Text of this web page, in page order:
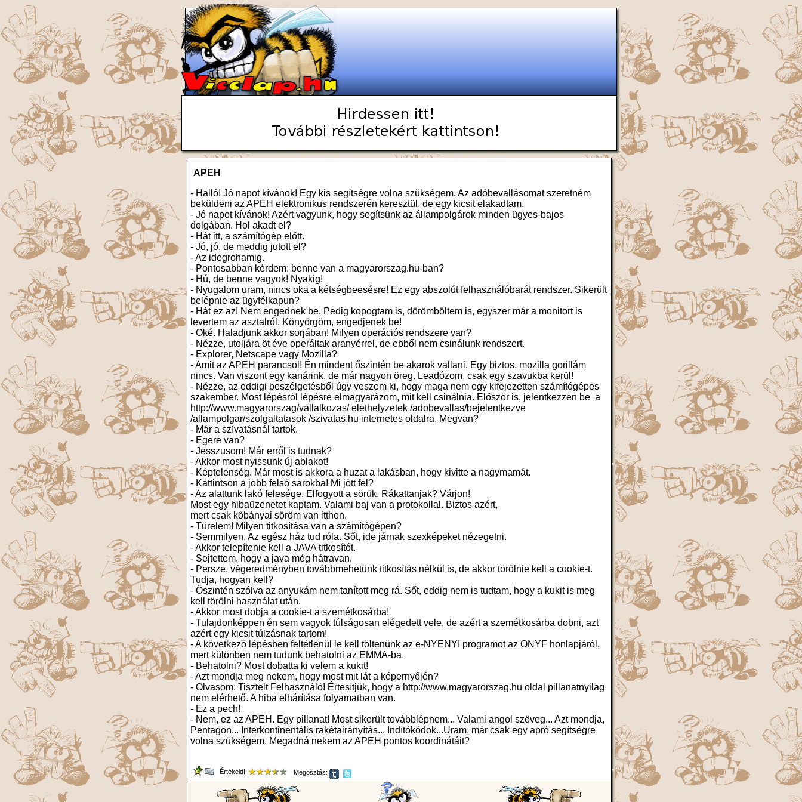
APEH
- Halló! Jó napot kívánok! Egy kis segítségre volna szükségem. Az adóbevallásomat szeretném
beküldeni az APEH elektronikus rendszerén keresztül, de egy kicsit elakadtam.
- Jó napot kívánok! Azért vagyunk, hogy segítsünk az állampolgárok minden ügyes-bajos
dolgában. Hol akadt el?
- Hát itt, a számítógép előtt.
- Jó, jó, de meddig jutott el?
- Az idegrohamig.
- Pontosabban kérdem: benne van a magyarorszag.hu-ban?
- Hú, de benne vagyok! Nyakig!
- Nyugalom uram, nincs oka a kétségbeesésre! Ez egy abszolút felhasználóbarát rendszer. Sikerült
belépnie az ügyfélkapun?
- Hát ez az! Nem engednek be. Pedig kopogtam is, dörömböltem is, egyszer már a monitort is
levertem az asztalról. Könyörgöm, engedjenek be!
- Oké. Haladjunk akkor sorjában! Milyen operációs rendszere van?
- Nézze, utoljára öt éve operáltak aranyérrel, de ebből nem csinálunk rendszert.
- Explorer, Netscape vagy Mozilla?
- Amit az APEH parancsol! Én mindent őszintén be akarok vallani. Egy biztos, mozilla gorillám
nincs. Van viszont egy kanárink, de már nagyon öreg. Leadózom, csak egy szavukba kerül!
- Nézze, az eddigi beszélgetésből úgy veszem ki, hogy maga nem egy kifejezetten számítógépes
szakember. Most lépésről lépésre elmagyarázom, mit kell csinálnia. Először is, jelentkezzen be a
http://www.magyarorszag/vallalkozas/ elethelyzetek /adobevallas/bejelentkezve
/allampolgar/szolgaltatasok /szivatas.hu internetes oldalra. Megvan?
- Már a szívatásnál tartok.
- Egere van?
- Jesszusom! Már erről is tudnak?
- Akkor most nyissunk új ablakot!
- Képtelenség. Már most is akkora a huzat a lakásban, hogy kivitte a nagymamát.
- Kattintson a jobb felső sarokba! Mi jött fel?
- Az alattunk lakó felesége. Elfogyott a sörük. Rákattanjak? Várjon!
Most egy hibaüzenetet kaptam. Valami baj van a protokollal. Biztos azért,
mert csak kőbányai söröm van itthon.
- Türelem! Milyen titkosítása van a számítógépen?
- Semmilyen. Az egész ház tud róla. Sőt, ide járnak szexképeket nézegetni.
- Akkor telepítenie kell a JAVA titkosítót.
- Sejtettem, hogy a java még hátravan.
- Persze, végeredményben továbbmehetünk titkosítás nélkül is, de akkor törölnie kell a cookie-t.
Tudja, hogyan kell?
- Őszintén szólva az anyukám nem tanított meg rá. Sőt, eddig nem is tudtam, hogy a kukit is meg
kell törölni használat után.
- Akkor most dobja a cookie-t a szemétkosárba!
- Tulajdonképpen én sem vagyok túlságosan elégedett vele, de azért a szemétkosárba dobni, azt
azért egy kicsit túlzásnak tartom!
- A következő lépésben feltétlenül le kell töltenünk az e-NYENYI programot az ONYF honlapjáról,
mert különben nem tudunk behatolni az EMMA-ba.
- Behatolni? Most dobatta ki velem a kukit!
- Azt mondja meg nekem, hogy most mit lát a képernyőjén?
- Olvasom: Tisztelt Felhasználó! Értesítjük, hogy a http://www.magyarorszag.hu oldal pillanatnyilag
nem elérhető. A hiba elhárítása folyamatban van.
- Ez a pech!
- Nem, ez az APEH. Egy pillanat! Most sikerült továbblépnem... Valami angol szöveg... Azt mondja,
Pentagon... Interkontinentális rakétairányítás... Indítókódok...Uram, már csak egy apró segítségre
volna szükségem. Megadná nekem az APEH pontos koordinátáit?
Értékeld! Megosztás: